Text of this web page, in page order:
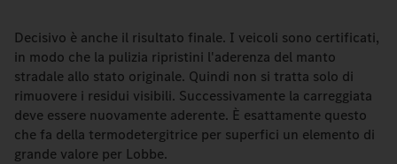
Decisivo è anche il risultato finale. I veicoli sono certificati,
in modo che la pulizia ripristini l'aderenza del manto
stradale allo stato originale. Quindi non si tratta solo di
rimuovere i residui visibili. Successivamente la carreggiata
deve essere nuovamente aderente. È esattamente questo
che fa della termodetergitrice per superfici un elemento di
grande valore per Lobbe.